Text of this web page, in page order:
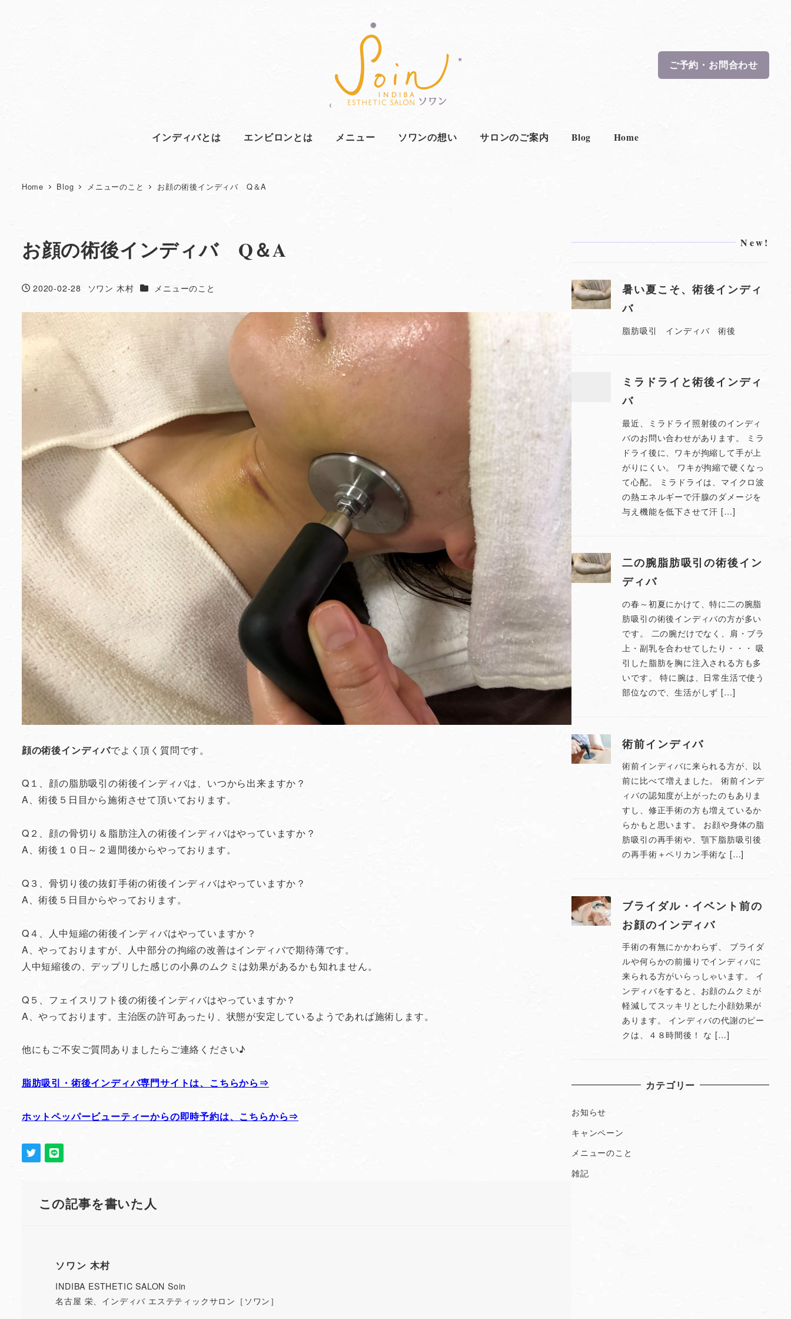
ご予約・お問合わせ
インディバとは エンビロンとは メニュー ソワンの想い サロンのご案内 Blog Home
Home Blog メニューのこと お顔の術後インディバ Q＆A
お顔の術後インディバ Q＆A
投稿日
2020-02-28
著
ソワン 木村 カテゴリー
メニューのこと
顔の術後インディバでよく頂く質問です。
Q１、顔の脂肪吸引の術後インディバは、いつから出来ますか？
A、術後５日目から施術させて頂いております。
Q２、顔の骨切り＆脂肪注入の術後インディバはやっていますか？
A、術後１０日～２週間後からやっております。
Q３、骨切り後の抜釘手術の術後インディバはやっていますか？
A、術後５日目からやっております。
Q４、人中短縮の術後インディバはやっていますか？
A、やっておりますが、人中部分の拘縮の改善はインディバで期待薄です。
人中短縮後の、デップリした感じの小鼻のムクミは効果があるかも知れません。
Q５、フェイスリフト後の術後インディバはやっていますか？
A、やっております。主治医の許可あったり、状態が安定しているようであれば施術します。
他にもご不安ご質問ありましたらご連絡ください♪
脂肪吸引・術後インディバ専門サイトは、こちらから⇒
ホットペッパービューティーからの即時予約は、こちらから⇒
この記事を書いた人
ソワン 木村
INDIBA ESTHETIC SALON Soin
名古屋 栄、インディバ エステティックサロン［ソワン］
New!
暑い夏こそ、術後インディ
バ
脂肪吸引 インディバ 術後
ミラドライと術後インディ
バ
最近、ミラドライ照射後のインディ
バのお問い合わせがあります。 ミラ
ドライ後に、ワキが拘縮して手が上
がりにくい。 ワキが拘縮で硬くなっ
て心配。 ミラドライは、マイクロ波
の熱エネルギーで汗腺のダメージを
与え機能を低下させて汗 […]
二の腕脂肪吸引の術後イン
ディバ
の春～初夏にかけて、特に二の腕脂
肪吸引の術後インディバの方が多い
です。 二の腕だけでなく、肩・ブラ
上・副乳を合わせてしたり・・・ 吸
引した脂肪を胸に注入される方も多
いです。 特に腕は、日常生活で使う
部位なので、生活がしず […]
術前インディバ
術前インディバに来られる方が、以
前に比べて増えました。 術前インデ
ィバの認知度が上がったのもありま
すし、修正手術の方も増えているか
らかもと思います。 お顔や身体の脂
肪吸引の再手術や、顎下脂肪吸引後
の再手術＋ペリカン手術な […]
ブライダル・イベント前の
お顔のインディバ
手術の有無にかかわらず、 ブライダ
ルや何らかの前撮りでインディバに
来られる方がいらっしゃいます。 イ
ンディバをすると、お顔のムクミが
軽減してスッキリとした小顔効果が
あります。 インディバの代謝のピー
クは、４８時間後！ な […]
カテゴリー
お知らせ
キャンペーン
メニューのこと
雑記